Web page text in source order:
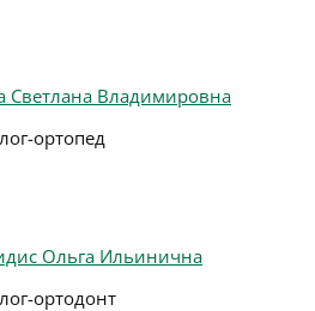
Светлана Владимировна
ортопед
Ольга Ильинична
ортодонт